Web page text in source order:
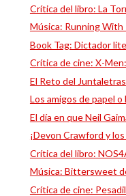
Crítica del libro: La
Música: Running
Book Tag: Dictador
Crítica de cine: X-
El Reto del
Los amigos de papel
El día en que Neil
¡Devon Crawford y
Crítica del libro:
Música: Bittersweet
Crítica de cine: